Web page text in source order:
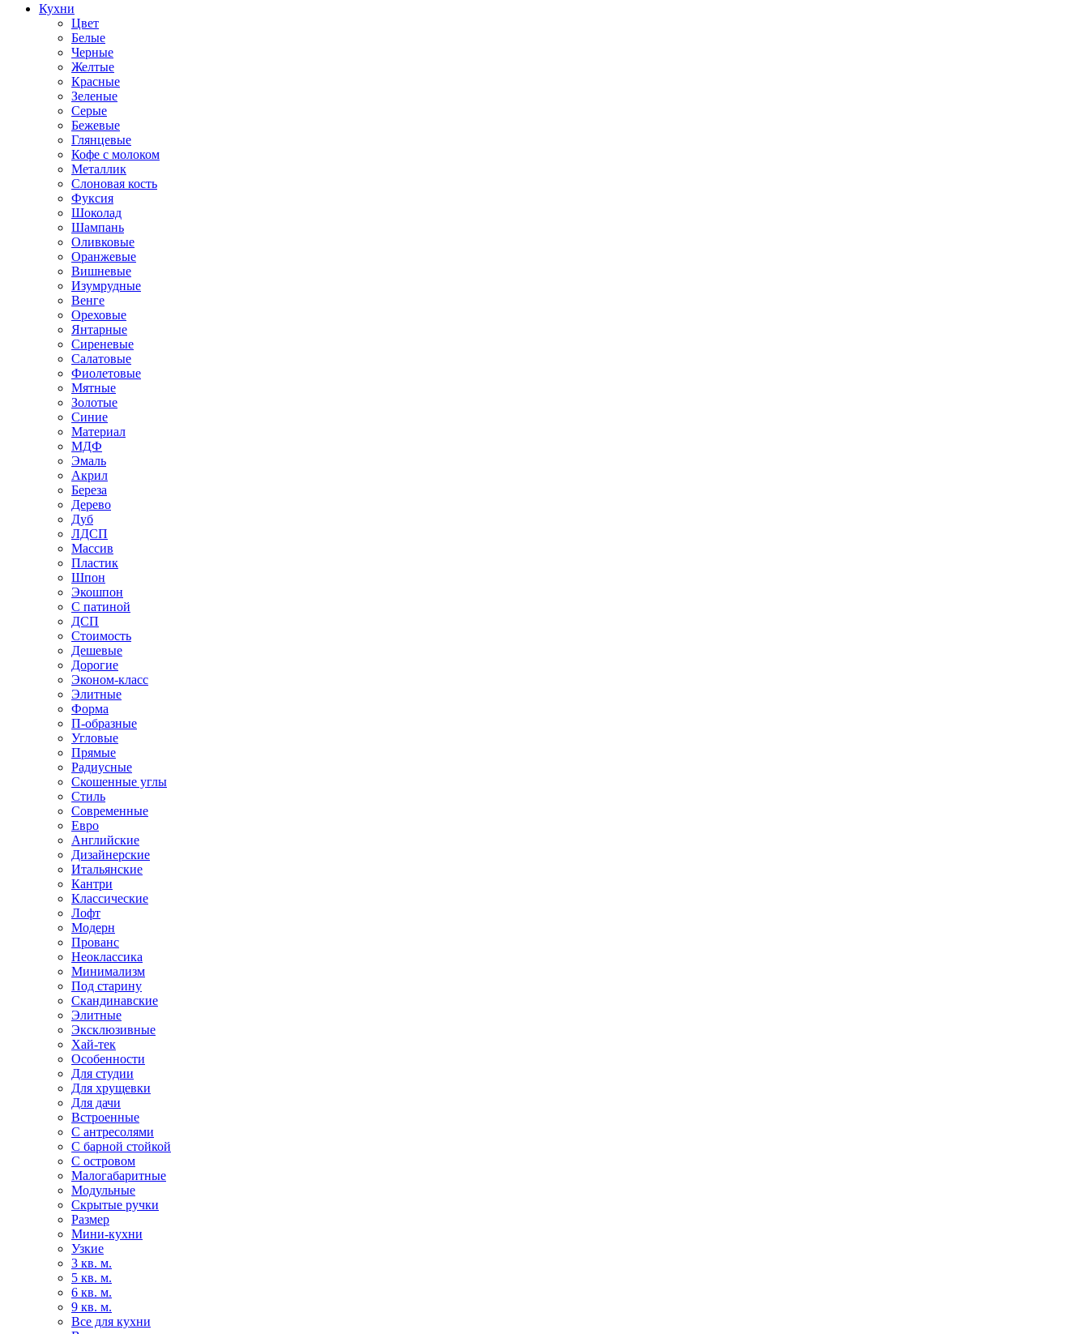
Кухни
Цвет
Белые
Черные
Желтые
Красные
Зеленые
Серые
Бежевые
Глянцевые
Кофе с молоком
Металлик
Слоновая кость
Фуксия
Шоколад
Шампань
Оливковые
Оранжевые
Вишневые
Изумрудные
Венге
Ореховые
Янтарные
Сиреневые
Салатовые
Фиолетовые
Мятные
Золотые
Синие
Материал
МДФ
Эмаль
Акрил
Береза
Дерево
Дуб
ЛДСП
Массив
Пластик
Шпон
Экошпон
С патиной
ДСП
Стоимость
Дешевые
Дорогие
Эконом-класс
Элитные
Форма
П-образные
Угловые
Прямые
Радиусные
Скошенные углы
Стиль
Современные
Евро
Английские
Дизайнерские
Итальянские
Кантри
Классические
Лофт
Модерн
Прованс
Неоклассика
Минимализм
Под старину
Скандинавские
Элитные
Эксклюзивные
Хай-тек
Особенности
Для студии
Для хрущевки
Для дачи
Встроенные
С антресолями
С барной стойкой
С островом
Малогабаритные
Модульные
Скрытые ручки
Размер
Мини-кухни
Узкие
3 кв. м.
5 кв. м.
6 кв. м.
9 кв. м.
Все для кухни